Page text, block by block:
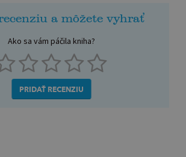
a môžete vyhrať
Ako sa vám páčila kniha?
PRIDAŤ RECENZIU